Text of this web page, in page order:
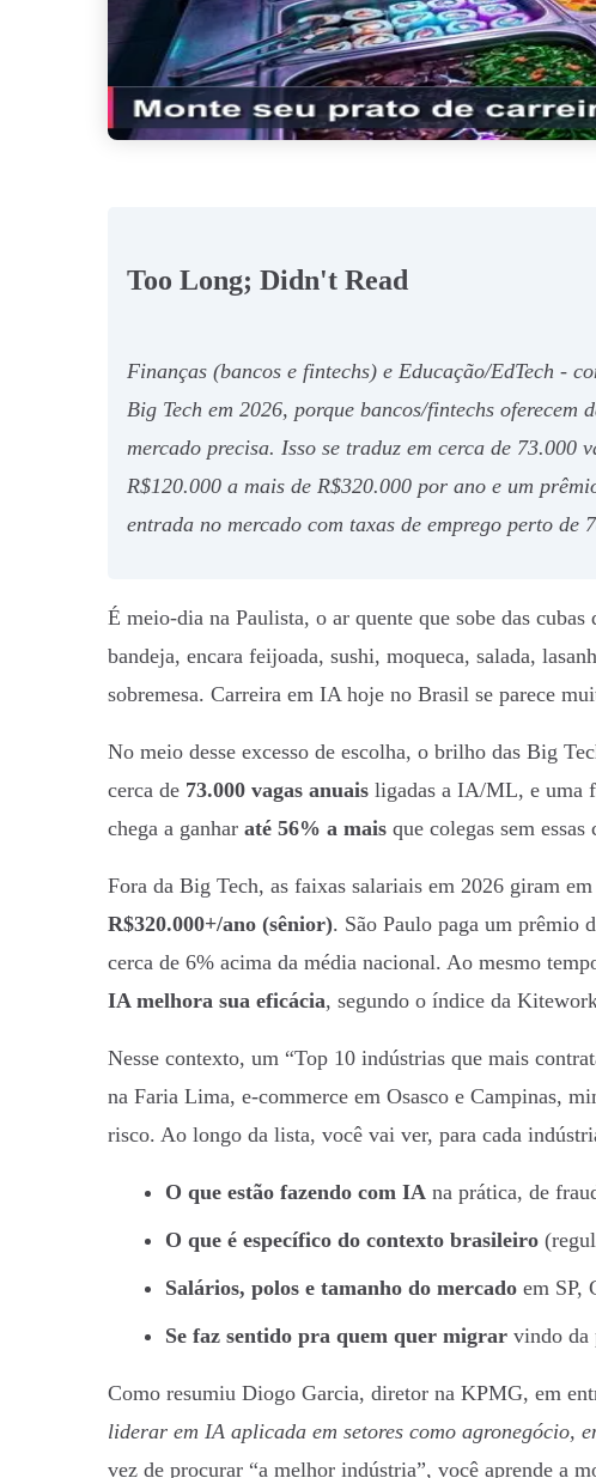
Too Long; Didn't Read
Finanças (bancos e fintechs) e Educação/EdTech -
Big Tech em 2026, porque bancos/fintechs
mercado precisa. Isso se traduz em cerca de
R$120.000 a mais de R$320.000 por ano e um
entrada no mercado com taxas de emprego perto de
É meio-dia na Paulista, o ar quente que sobe das
bandeja, encara feijoada, sushi, moqueca, salada,
sobremesa. Carreira em IA hoje no Brasil se parece
No meio desse excesso de escolha, o brilho das Big
cerca de 73.000 vagas anuais ligadas a IA/ML, e uma
chega a ganhar até 56% a mais que colegas sem
Fora da Big Tech, as faixas salariais em 2026 giram
R$320.000+/ano (sênior). São Paulo paga um prêmio
cerca de 6% acima da média nacional. Ao mesmo
IA melhora sua eficácia, segundo o índice da
Nesse contexto, um “Top 10 indústrias que mais
na Faria Lima, e-commerce em Osasco e Campinas,
risco. Ao longo da lista, você vai ver, para cada
O que estão fazendo com IA na prática, de
O que é específico do contexto brasileiro
Salários, polos e tamanho do mercado em SP,
Se faz sentido pra quem quer migrar vindo da
Como resumiu Diogo Garcia, diretor na KPMG, em
liderar em IA aplicada em setores como agronegócio,
vez de procurar “a melhor indústria”, você aprende a